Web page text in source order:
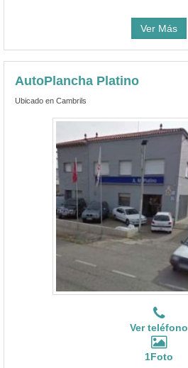
Ver Más
AutoPlancha Platino
Ubicado en Cambrils
Ver teléfono
1Foto